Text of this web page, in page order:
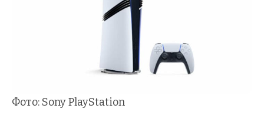
Фото: Sony PlayStation